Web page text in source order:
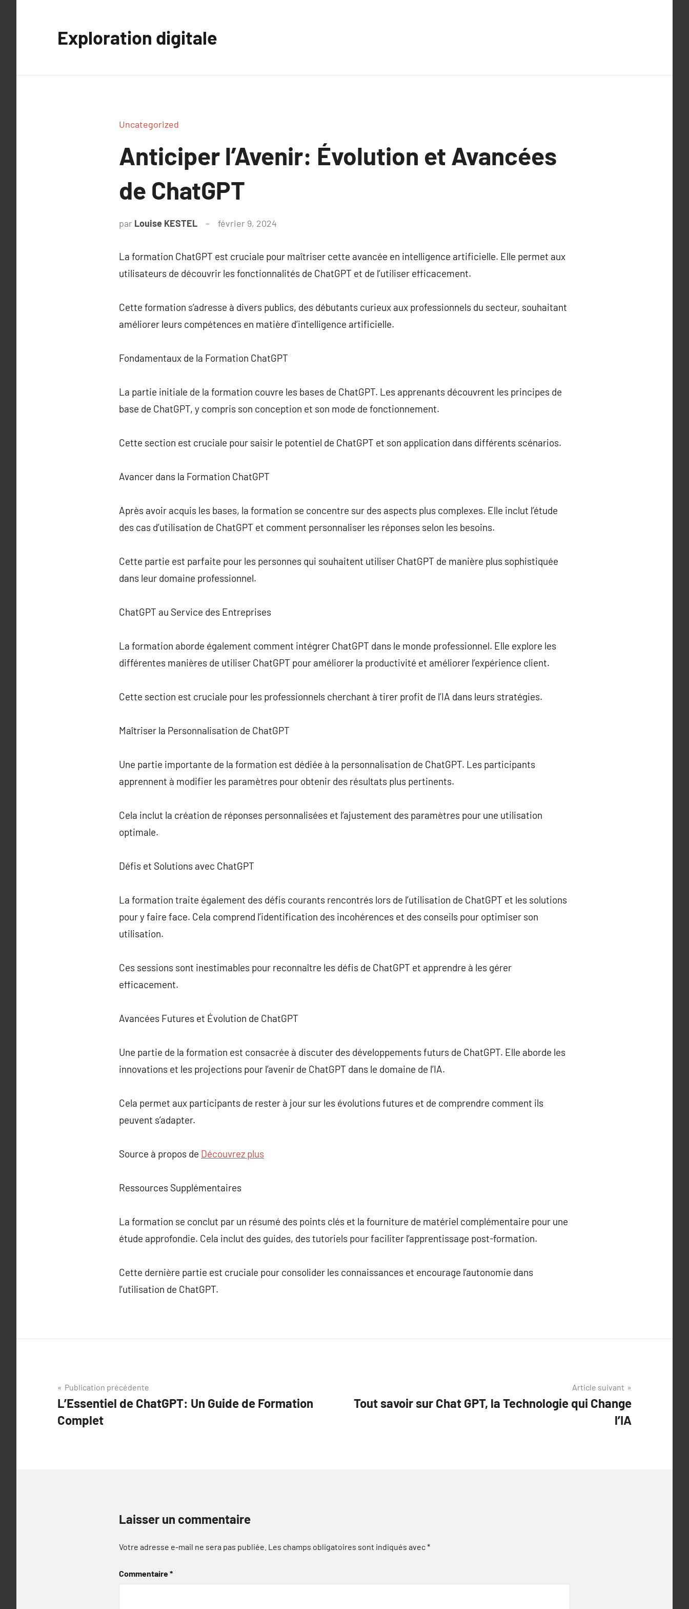
Exploration digitale
Uncategorized
Anticiper l’Avenir: Évolution et Avancées
de ChatGPT
par Louise KESTEL février 9, 2024
La formation ChatGPT est cruciale pour maîtriser cette avancée en intelligence artificielle. Elle permet aux
utilisateurs de découvrir les fonctionnalités de ChatGPT et de l’utiliser efficacement.
Cette formation s’adresse à divers publics, des débutants curieux aux professionnels du secteur, souhaitant
améliorer leurs compétences en matière d’intelligence artificielle.
Fondamentaux de la Formation ChatGPT
La partie initiale de la formation couvre les bases de ChatGPT. Les apprenants découvrent les principes de
base de ChatGPT, y compris son conception et son mode de fonctionnement.
Cette section est cruciale pour saisir le potentiel de ChatGPT et son application dans différents scénarios.
Avancer dans la Formation ChatGPT
Après avoir acquis les bases, la formation se concentre sur des aspects plus complexes. Elle inclut l’étude
des cas d’utilisation de ChatGPT et comment personnaliser les réponses selon les besoins.
Cette partie est parfaite pour les personnes qui souhaitent utiliser ChatGPT de manière plus sophistiquée
dans leur domaine professionnel.
ChatGPT au Service des Entreprises
La formation aborde également comment intégrer ChatGPT dans le monde professionnel. Elle explore les
différentes manières de utiliser ChatGPT pour améliorer la productivité et améliorer l’expérience client.
Cette section est cruciale pour les professionnels cherchant à tirer profit de l’IA dans leurs stratégies.
Maîtriser la Personnalisation de ChatGPT
Une partie importante de la formation est dédiée à la personnalisation de ChatGPT. Les participants
apprennent à modifier les paramètres pour obtenir des résultats plus pertinents.
Cela inclut la création de réponses personnalisées et l’ajustement des paramètres pour une utilisation
optimale.
Défis et Solutions avec ChatGPT
La formation traite également des défis courants rencontrés lors de l’utilisation de ChatGPT et les solutions
pour y faire face. Cela comprend l’identification des incohérences et des conseils pour optimiser son
utilisation.
Ces sessions sont inestimables pour reconnaître les défis de ChatGPT et apprendre à les gérer
efficacement.
Avancées Futures et Évolution de ChatGPT
Une partie de la formation est consacrée à discuter des développements futurs de ChatGPT. Elle aborde les
innovations et les projections pour l’avenir de ChatGPT dans le domaine de l’IA.
Cela permet aux participants de rester à jour sur les évolutions futures et de comprendre comment ils
peuvent s’adapter.
Source à propos de Découvrez plus
Ressources Supplémentaires
La formation se conclut par un résumé des points clés et la fourniture de matériel complémentaire pour une
étude approfondie. Cela inclut des guides, des tutoriels pour faciliter l’apprentissage post-formation.
Cette dernière partie est cruciale pour consolider les connaissances et encourage l’autonomie dans
l’utilisation de ChatGPT.
Navigation
de
l’article
Publication précédente
L’Essentiel de ChatGPT: Un Guide de Formation
Complet
Article suivant
Tout savoir sur Chat GPT, la Technologie qui Change
l’IA
Laisser un commentaire
Votre adresse e-mail ne sera pas publiée. Les champs obligatoires sont indiqués avec*
Commentaire*